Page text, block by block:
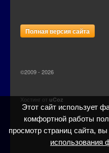
Полная версия сайта
©2009 - 2026
Хостинг от uCoz
Этот сайт использует
комфортной работы
просмотр страниц сайта,
использования